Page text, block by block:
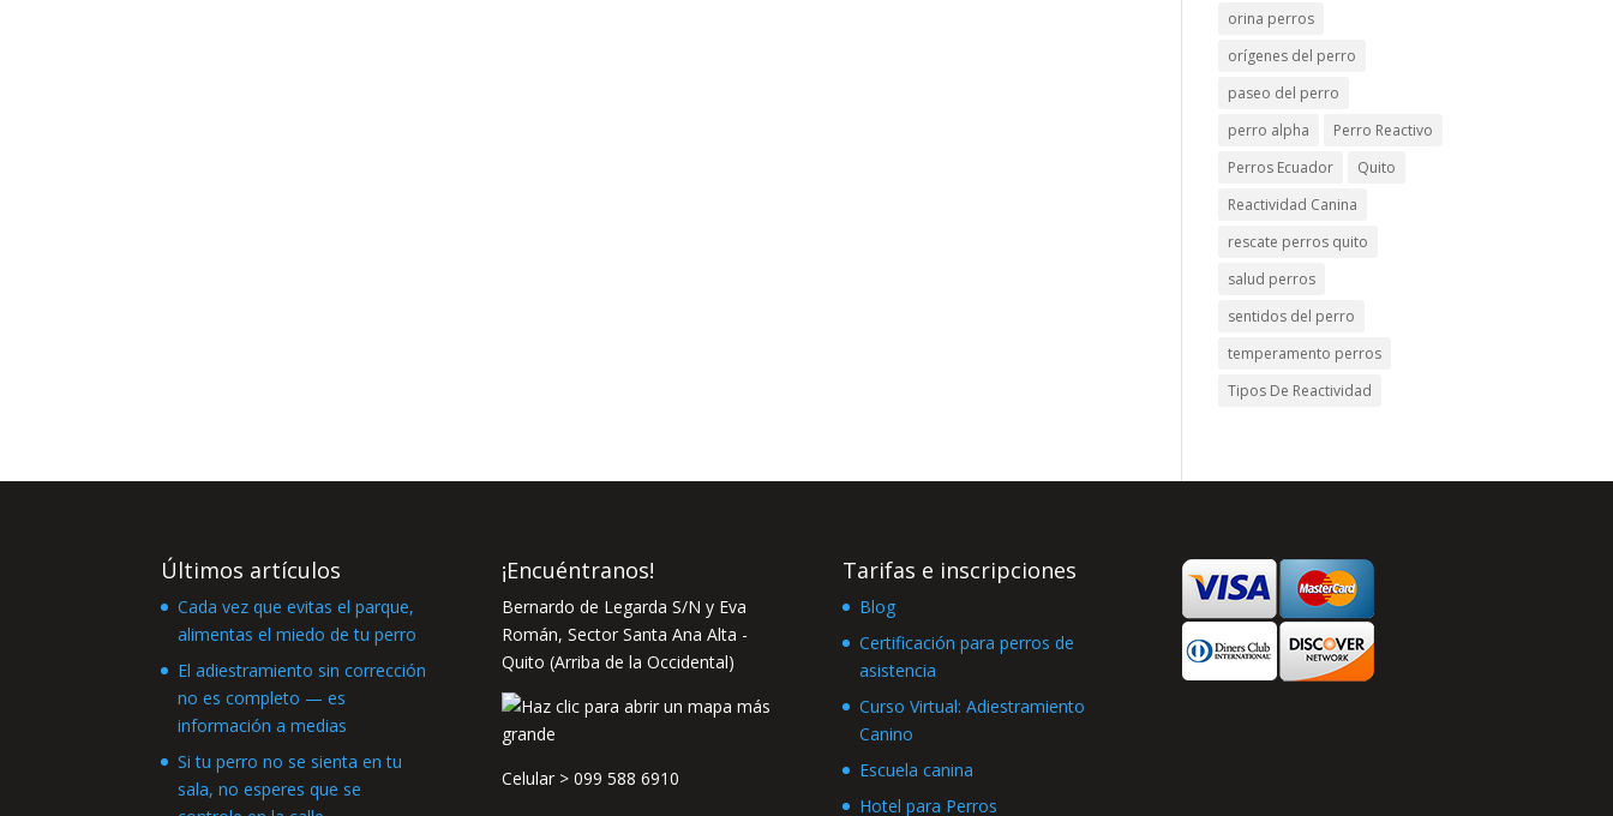
orina perros
orígenes del perro
paseo del perro
perro alpha
Perro Reactivo
Perros Ecuador
Quito
Reactividad Canina
rescate perros quito
salud perros
sentidos del perro
temperamento perros
Tipos De Reactividad
Últimos artículos
Cada vez que evitas el parque,
alimentas el miedo de tu perro
El adiestramiento sin corrección
no es completo — es
información a medias
Si tu perro no se sienta en tu
sala, no esperes que se
¡Encuéntranos!
Bernardo de Legarda S/N y Eva
Román, Sector Santa Ana Alta -
Quito (Arriba de la Occidental)
Celular > 099 588 6910
Tarifas e inscripciones
Blog
Certificación para perros de
asistencia
Curso Virtual: Adiestramiento
Canino
Escuela canina
Hotel para Perros